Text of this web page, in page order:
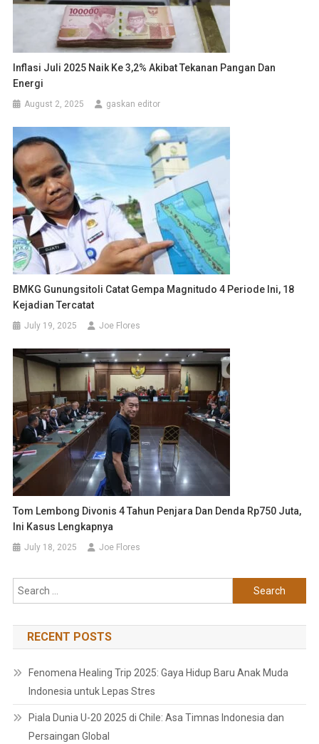
Inflasi Juli 2025 Naik Ke 3,2% Akibat Tekanan Pangan Dan
Energi
August 2, 2025 gaskan editor
BMKG Gunungsitoli Catat Gempa Magnitudo 4 Periode Ini, 18
Kejadian Tercatat
July 19, 2025 Joe Flores
Tom Lembong Divonis 4 Tahun Penjara Dan Denda Rp750 Juta,
Ini Kasus Lengkapnya
July 18, 2025 Joe Flores
Search
for:
RECENT POSTS
Fenomena Healing Trip 2025: Gaya Hidup Baru Anak Muda
Indonesia untuk Lepas Stres
Piala Dunia U-20 2025 di Chile: Asa Timnas Indonesia dan
Persaingan Global